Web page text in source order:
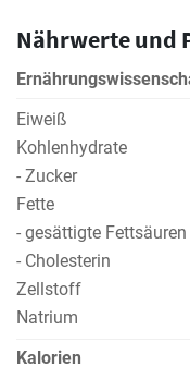
Nährwerte und
Eiweiß
Kohlenhydrate
- Zucker
Fette
- gesättigte Fettsäuren
- Cholesterin
Zellstoff
Natrium
Kalorien